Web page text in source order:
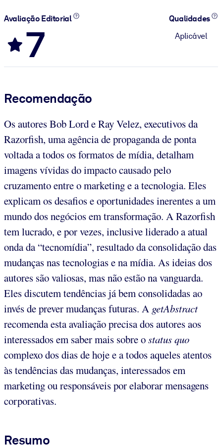
Avaliação Editorial
7
Qualidades
Aplicável
Recomendação
Os autores Bob Lord e Ray Velez, executivos da
Razorfish, uma agência de propaganda de ponta
voltada a todos os formatos de mídia, detalham
imagens vívidas do impacto causado pelo
cruzamento entre o marketing e a tecnologia. Eles
explicam os desafios e oportunidades inerentes a um
mundo dos negócios em transformação. A Razorfish
tem lucrado, e por vezes, inclusive liderado a atual
onda da “tecnomídia”, resultado da consolidação das
mudanças nas tecnologias e na mídia. As ideias dos
autores são valiosas, mas não estão na vanguarda.
Eles discutem tendências já bem consolidadas ao
invés de prever mudanças futuras. A getAbstract
recomenda esta avaliação precisa dos autores aos
interessados em saber mais sobre ostatus quo
complexo dos dias de hoje e a todos aqueles atentos
às tendências das mudanças, interessados em
marketing ou responsáveis por elaborar mensagens
corporativas.
Resumo